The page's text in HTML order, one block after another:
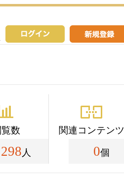
覧数
298 人
関連コンテンツ
0個